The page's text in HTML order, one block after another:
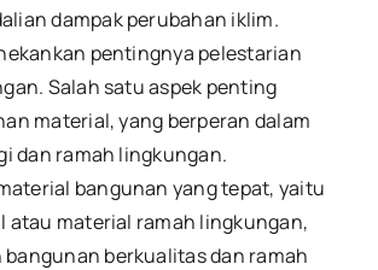
dampak perubahan iklim.
pentingnya pelestarian
Salah satu aspek penting
material, yang berperan dalam
dan ramah lingkungan.
bangunan yang tepat, yaitu
atau material ramah lingkungan,
berkualitas dan ramah